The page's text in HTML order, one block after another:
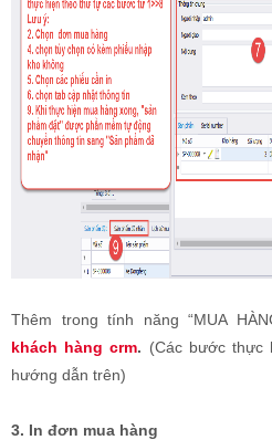
Thêm trong tính năng “MUA
khách hàng crm. (Các bước thực
hướng dẫn trên)
3. In đơn mua hàng